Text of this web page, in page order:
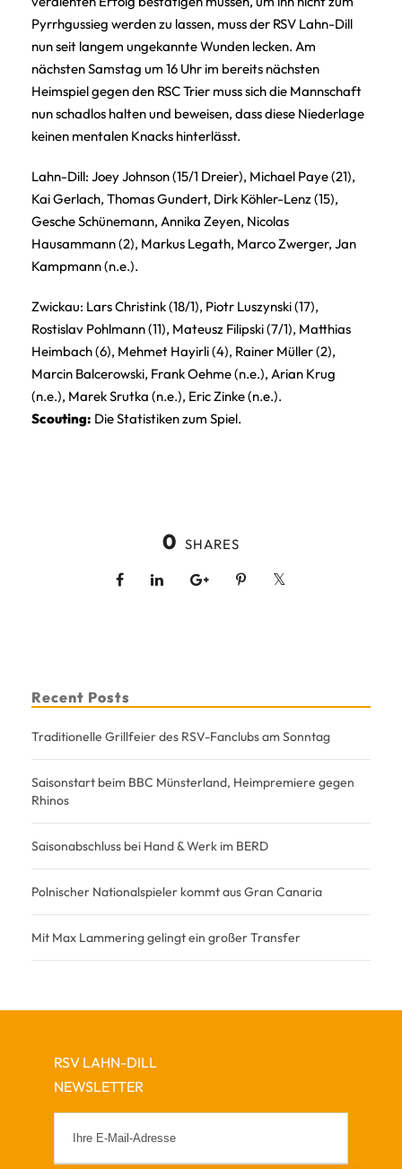
Pyrrhgussieg werden zu lassen, muss der RSV Lahn-Dill
nun seit langem ungekannte Wunden lecken. Am
nächsten Samstag um 16 Uhr im bereits nächsten
Heimspiel gegen den RSC Trier muss sich die Mannschaft
nun schadlos halten und beweisen, dass diese Niederlage
keinen mentalen Knacks hinterlässt.
Lahn-Dill: Joey Johnson (15/1 Dreier), Michael Paye (21),
Kai Gerlach, Thomas Gundert, Dirk Köhler-Lenz (15),
Gesche Schünemann, Annika Zeyen, Nicolas
Hausammann (2), Markus Legath, Marco Zwerger, Jan
Kampmann (n.e.).
Zwickau: Lars Christink (18/1), Piotr Luszynski (17),
Rostislav Pohlmann (11), Mateusz Filipski (7/1), Matthias
Heimbach (6), Mehmet Hayirli (4), Rainer Müller (2),
Marcin Balcerowski, Frank Oehme (n.e.), Arian Krug
(n.e.), Marek Srutka (n.e.), Eric Zinke (n.e.).
Scouting: Die Statistiken zum Spiel.
0 SHARES
Recent Posts
Traditionelle Grillfeier des RSV-Fanclubs am Sonntag
Saisonstart beim BBC Münsterland, Heimpremiere gegen
Rhinos
Saisonabschluss bei Hand & Werk im BERD
Polnischer Nationalspieler kommt aus Gran Canaria
Mit Max Lammering gelingt ein großer Transfer
RSV LAHN-DILL
NEWSLETTER